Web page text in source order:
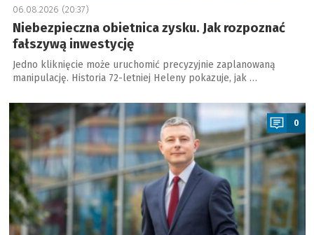
06.08.2026 (20:37)
Niebezpieczna obietnica zysku. Jak rozpoznać
fałszywą inwestycję
Jedno kliknięcie może uruchomić precyzyjnie zaplanowaną
manipulację. Historia 72-letniej Heleny pokazuje, jak …
a
0